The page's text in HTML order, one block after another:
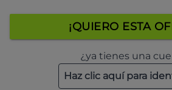
¡QUIERO ESTA
¿ya tienes una
Haz clic aquí para